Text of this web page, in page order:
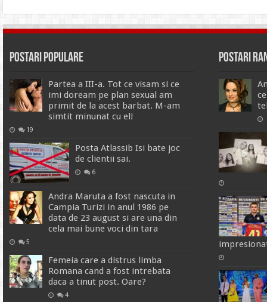
Postari Populare
Partea a III-a. Tot ce visam si ce
imi doream pe plan sexual am
primit de la acest barbat. M-am
simtit minunat cu el!
19
Posta Atlassib Isi bate joc
de clientii sai.
6
Andra Maruta a fost nascuta in
Campia Turizi in anul 1986 pe
data de 23 august si are una din
cela mai bune voci din tara
5
Femeia care a distrus limba
Romana cand a fost intrebata
daca a tinut post. Oare?
4
Postari